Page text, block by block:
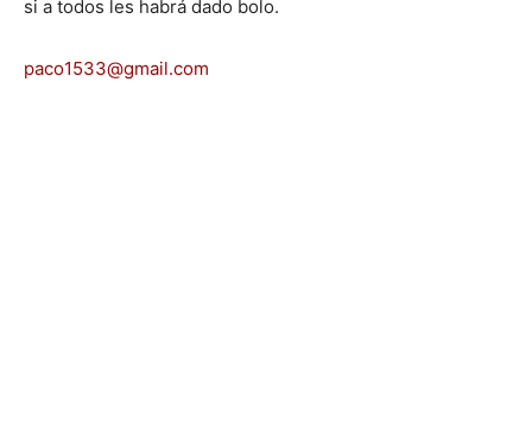
si a todos les habrá dado bolo.
paco1533@gmail.com